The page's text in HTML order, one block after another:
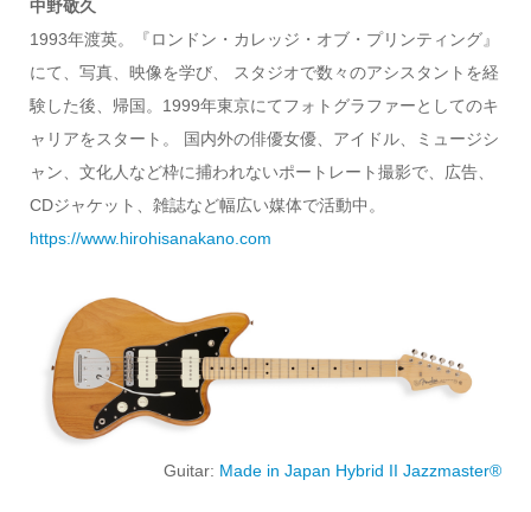
中野敬久
1993年渡英。『ロンドン・カレッジ・オブ・プリンティング』
にて、写真、映像を学び、 スタジオで数々のアシスタントを経
験した後、帰国。1999年東京にてフォトグラファーとしてのキ
ャリアをスタート。 国内外の俳優女優、アイドル、ミュージシ
ャン、文化人など枠に捕われないポートレート撮影で、広告、
CDジャケット、雑誌など幅広い媒体で活動中。
https://www.hirohisanakano.com
Guitar: Made in Japan Hybrid II Jazzmaster®